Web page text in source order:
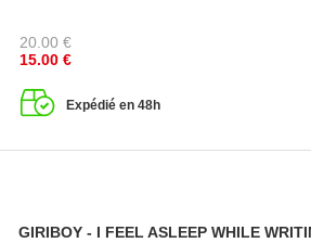
20.00 €
15.00 €
Expédié en 48h
GIRIBOY - I FEEL ASLEEP WHILE